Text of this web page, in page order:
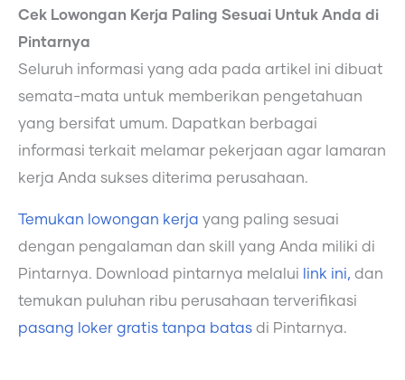
Cek Lowongan Kerja Paling Sesuai Untuk Anda di
Pintarnya
Seluruh informasi yang ada pada artikel ini dibuat
semata-mata untuk memberikan pengetahuan
yang bersifat umum. Dapatkan berbagai
informasi terkait melamar pekerjaan agar lamaran
kerja Anda sukses diterima perusahaan.
Temukan lowongan kerja yang paling sesuai
dengan pengalaman dan skill yang Anda miliki di
Pintarnya. Download pintarnya melalui
link ini, dan
temukan puluhan ribu perusahaan terverifikasi
pasang loker gratis tanpa batas di Pintarnya.